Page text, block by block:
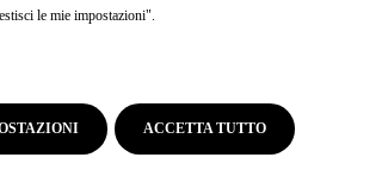
le mie impostazioni".
ACCETTA TUTTO